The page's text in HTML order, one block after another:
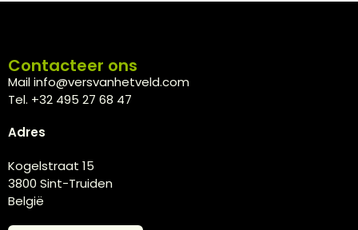
Contacteer ons
Mail info@versvanhetveld.com
Tel. +32 495 27 68 47
Adres
Kogelstraat 15
3800 Sint-Truiden
België